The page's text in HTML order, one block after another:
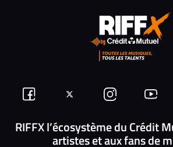
Suivez-
nous
Suivez-
nous
sur
Nous
rejoindre
sur
Nous
sur
RIFFX l’écosystème du Crédit
artistes et aux fans de